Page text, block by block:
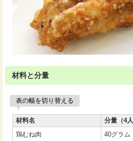
材料と分量
表の幅を切り替える
材料名
分量（4人
鶏むね肉
40グラム